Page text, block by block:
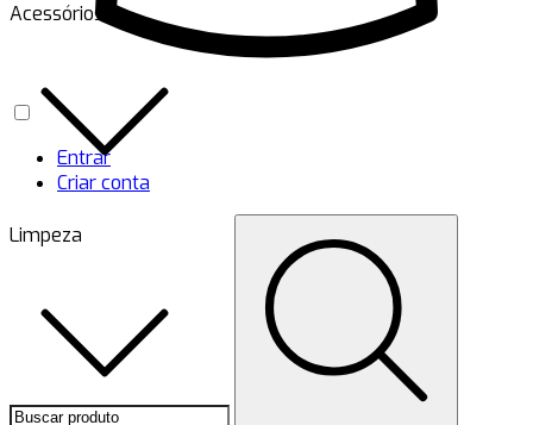
Acessórios
Limpeza
Entrar
Criar conta